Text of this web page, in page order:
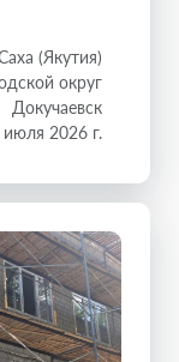
(Якутия)
округ
Докучаевск
июля 2026 г.